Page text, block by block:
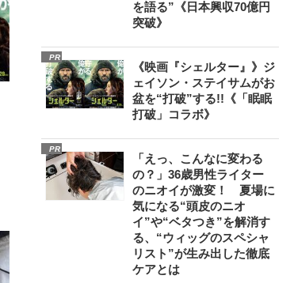
を語る”《日本興収70億円
突破》
PR
《映画『シェルター』》ジ
ェイソン・ステイサムがお
盆を“打破”する!!《「眠眠
打破」コラボ》
PR
「えっ、こんなに変わる
の？」36歳男性ライター
のニオイが激変！ 夏場に
気になる“頭皮のニオ
イ”や“ベタつき”を解消す
る、“ウィッグのスペシャ
リスト”が生み出した徹底
ケアとは